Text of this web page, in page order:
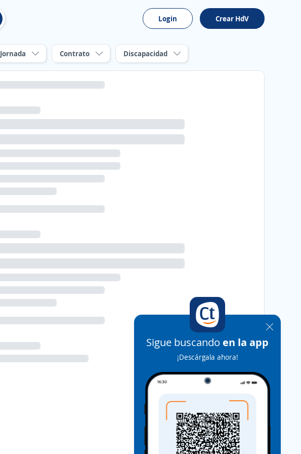
Login Crear HdV
Jornada Contrato Discapacidad
Sigue buscando en la app
¡Descárgala ahora!